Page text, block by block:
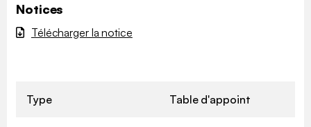
Notices
Télécharger la notice
Type Table d'appoint